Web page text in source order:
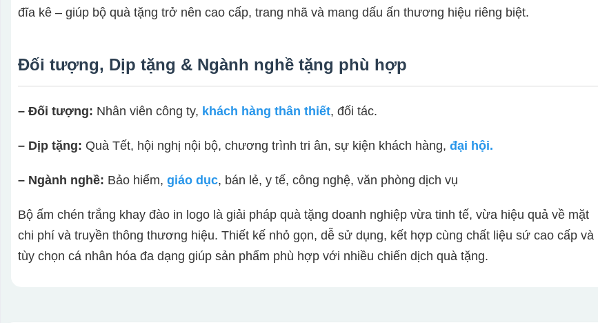
đĩa kê – giúp bộ quà tặng trở nên cao cấp, trang nhã và mang dấu ấn thương hiệu riêng biệt.
Đối tượng, Dịp tặng & Ngành nghề tặng phù hợp
– Đối tượng: Nhân viên công ty, khách hàng thân thiết, đối tác.
– Dịp tặng: Quà Tết, hội nghị nội bộ, chương trình tri ân, sự kiện khách hàng, đại hội.
– Ngành nghề: Bảo hiểm, giáo dục, bán lẻ, y tế, công nghệ, văn phòng dịch vụ
Bộ ấm chén trắng khay đào in logo là giải pháp quà tặng doanh nghiệp vừa tinh tế, vừa hiệu quả về mặt
chi phí và truyền thông thương hiệu. Thiết kế nhỏ gọn, dễ sử dụng, kết hợp cùng chất liệu sứ cao cấp và
tùy chọn cá nhân hóa đa dạng giúp sản phẩm phù hợp với nhiều chiến dịch quà tặng.